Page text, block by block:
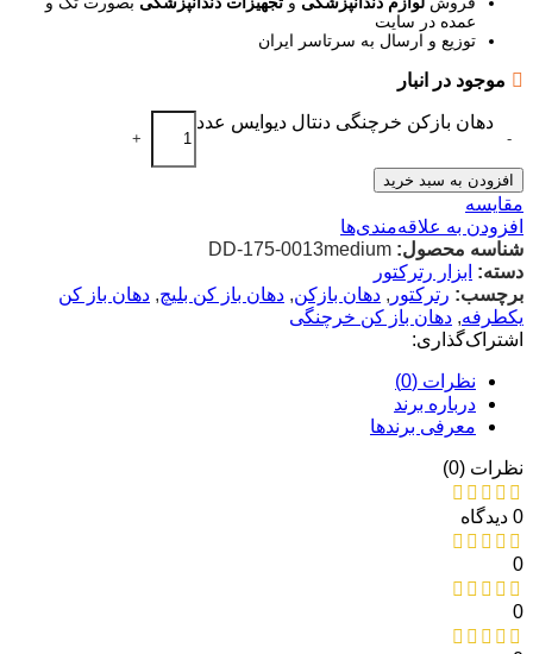
عمده در سایت
توزیع و ارسال به سرتاسر ایران
موجود در انبار
-
دهان بازکن خرچنگی دنتال دیوایس عدد
+
افزودن به سبد خرید
مقایسه
افزودن به علاقه‌مندی‌ها
شناسه محصول: DD-175-0013medium
دسته: ابزار رترکتور
برچسب: رترکتور , دهان بازکن, دهان باز کن بلیچ, دهان باز کن
یکطرفه, دهان باز کن خرچنگی
اشتراک‌گذاری:
نظرات (0)
درباره برند
معرفی برند‌ها
نظرات (0)
0 دیدگاه
0
0